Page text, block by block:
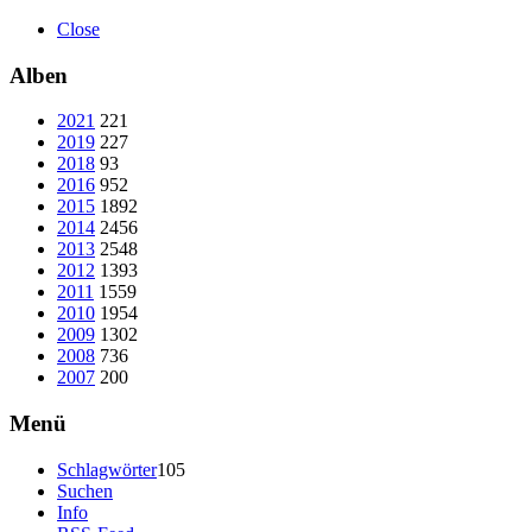
Close
Alben
2021 221
2019 227
2018 93
2016 952
2015 1892
2014 2456
2013 2548
2012 1393
2011 1559
2010 1954
2009 1302
2008 736
2007 200
Menü
Schlagwörter105
Suchen
Info